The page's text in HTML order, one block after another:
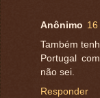
Anônimo
Também
Portugal
não sei.
Responder